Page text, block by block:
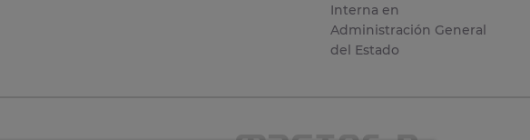
Interna en
Administración General
del Estado